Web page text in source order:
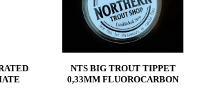
NTS BIG TROUT TIPPET
0,33MM FLUOROCARBON